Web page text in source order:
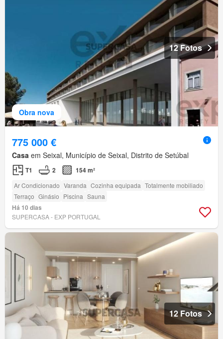
Obra nova
12 Fotos
775 000 €
Casa em Seixal, Município de Seixal, Distrito de Setúbal
T1 2 154 m²
Ar Condicionado Varanda Cozinha equipada Totalmente mobiliado
Terraço Ginásio Piscina Sauna
Há 10 dias
SUPERCASA - EXP PORTUGAL
12 Fotos